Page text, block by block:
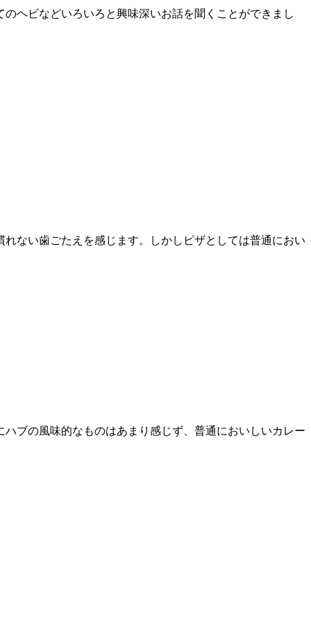
ヘビなどいろいろと興味深いお話を聞くことができまし
ない歯ごたえを感じます。しかしピザとしては普通におい
ブの風味的なものはあまり感じず、普通においしいカレー